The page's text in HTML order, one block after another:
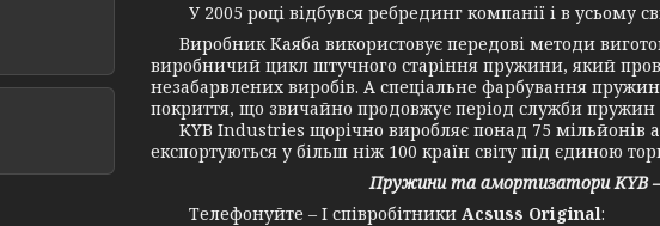
У 2005 році відбувся ребрединг компанії і в усьому
Виробник Каяба використовує передові методи
виробничий цикл штучного старіння пружини, який
незабарвлених виробів. А спеціальне фарбування пружин
покриття, що звичайно продовжує період служби пружин
KYB Industries щорічно виробляє понад 75 мільйонів
експортуються у більш ніж 100 країн світу під єдиною
Пружини та амортизатори KYB –
Телефонуйте – І співробітники Acsuss Original: